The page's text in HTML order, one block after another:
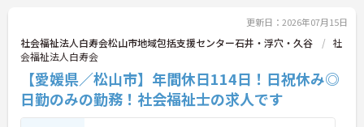
更新日：2026年07月15日
社会福祉法人白寿会松山市地域包括支援センター石井・浮穴・久谷
社
会福祉法人白寿会
【愛媛県／松山市】年間休日114日！日祝休み◎
日勤のみの勤務！社会福祉士の求人です